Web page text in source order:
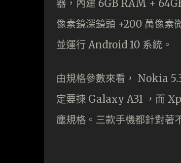
器，內建 6GB RAM +
像素鏡深鏡頭 +200 萬像素
並運行 Android 10 系統。
由規格參數來看， Nokia
定要揀 Galaxy A31 ，而
塵規格。三款手機都針對著